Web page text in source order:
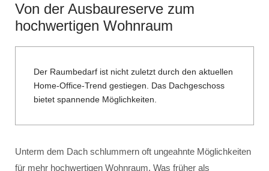
Von der Ausbaureserve zum
hochwertigen Wohnraum
Der Raumbedarf ist nicht zuletzt durch den aktuellen
Home-Office-Trend gestiegen. Das Dachgeschoss
bietet spannende Möglichkeiten.
Unterm dem Dach schlummern oft ungeahnte Möglichkeiten
für mehr hochwertigen Wohnraum. Was früher als